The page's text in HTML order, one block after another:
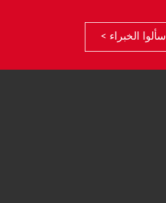
اسألوا الخبراء >